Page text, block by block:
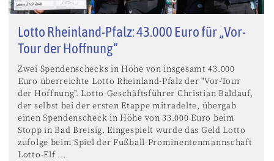
Lotto Rheinland-Pfalz: 43.000 Euro für „Vor-
Tour der Hoffnung“
Zwei Spendenschecks in Höhe von insgesamt 43.000
Euro überreichte Lotto Rheinland-Pfalz der "Vor-Tour
der Hoffnung". Lotto-Geschäftsführer Christian Baldauf,
der selbst bei der ersten Etappe mitradelte, übergab
einen Spendenscheck in Höhe von 33.000 Euro beim
Stopp in Bad Breisig. Eingespielt wurde das Geld Lotto
zufolge beim Spiel der Fußball-Prominentenmannschaft
Lotto-Elf ...